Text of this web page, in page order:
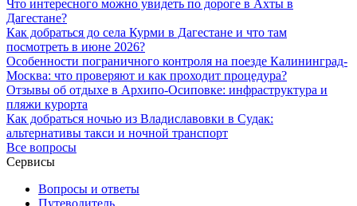
Что интересного можно увидеть по дороге в Ахты в
Дагестане?
Как добраться до села Курми в Дагестане и что там
посмотреть в июне 2026?
Особенности пограничного контроля на поезде Калининград-
Москва: что проверяют и как проходит процедура?
Отзывы об отдыхе в Архипо-Осиповке: инфраструктура и
пляжи курорта
Как добраться ночью из Владиславовки в Судак:
альтернативы такси и ночной транспорт
Все вопросы
Сервисы
Вопросы и ответы
Путеводитель